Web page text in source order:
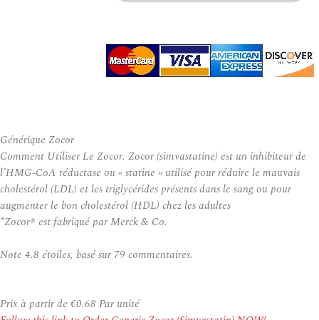
Générique Zocor
Comment Utiliser Le Zocor. Zocor (simvastatine) est un inhibiteur de
l’HMG-CoA réductase ou « statine » utilisé pour réduire le mauvais
cholestérol (LDL) et les triglycérides présents dans le sang ou pour
augmenter le bon cholestérol (HDL) chez les adultes
*Zocor® est fabriqué par Merck & Co.
Note 4.8 étoiles, basé sur 79 commentaires.
Prix à partir de €0.68 Par unité